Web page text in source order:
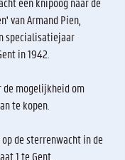
van Armand Pien,
specialisatiejaar
in 1942.
de mogelijkheid om
te kopen.
de sterrenwacht in de
1 te Gent.